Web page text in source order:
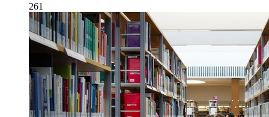
261